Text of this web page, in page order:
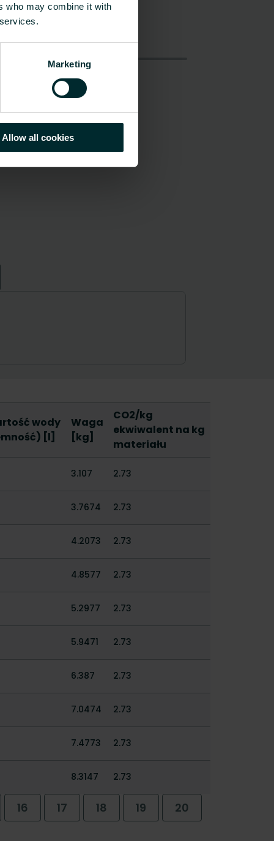
who may combine it with
Marketing
Allow all cookies
wody
[l]
Waga
[kg]
CO2/kg
ekwiwalent na kg
materiału
3.107 2.73
3.7674 2.73
4.2073 2.73
4.8577 2.73
5.2977 2.73
5.9471 2.73
6.387 2.73
7.0474 2.73
7.4773 2.73
8.3147 2.73
16 17 18 19
20